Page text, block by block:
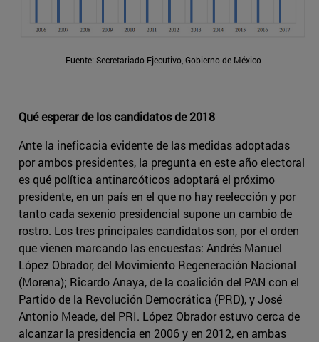
Fuente: Secretariado Ejecutivo, Gobierno de México
Qué esperar de los candidatos de 2018
Ante la ineficacia evidente de las medidas adoptadas
por ambos presidentes, la pregunta en este año electoral
es qué política antinarcóticos adoptará el próximo
presidente, en un país en el que no hay reelección y por
tanto cada sexenio presidencial supone un cambio de
rostro. Los tres principales candidatos son, por el orden
que vienen marcando las encuestas: Andrés Manuel
López Obrador, del Movimiento Regeneración Nacional
(Morena); Ricardo Anaya, de la coalición del PAN con el
Partido de la Revolución Democrática (PRD), y José
Antonio Meade, del PRI. López Obrador estuvo cerca de
alcanzar la presidencia en 2006 y en 2012, en ambas